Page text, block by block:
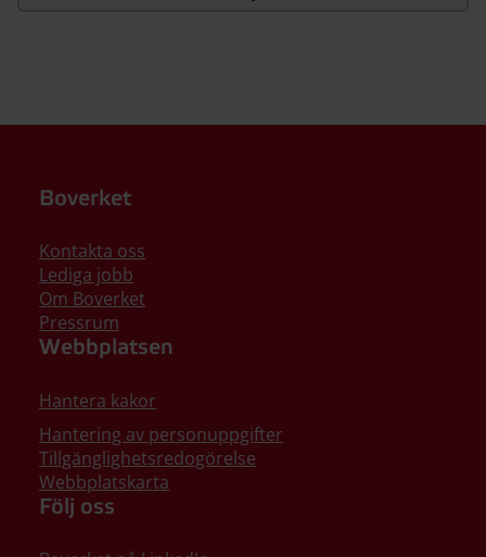
Boverket
Kontakta oss
Lediga jobb
Om Boverket
Pressrum
Webbplatsen
Hantera kakor
Hantering av personuppgifter
Tillgänglighetsredogörelse
Webbplatskarta
Följ oss